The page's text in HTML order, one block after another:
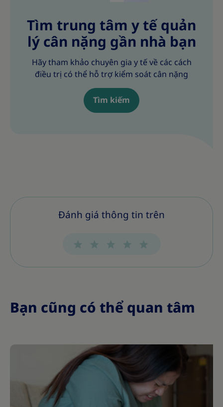
Tìm trung tâm y tế quản
lý cân nặng gần nhà bạn
Hãy tham khảo chuyên gia y tế về các cách
điều trị có thể hỗ trợ kiểm soát cân nặng
Tìm kiếm
Đánh giá thông tin trên
Bạn cũng có thể quan tâm